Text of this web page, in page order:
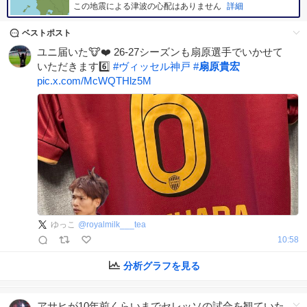
す
この地震による津波の心配はありません 詳細
ベストポスト
ユニ届いた🐮❤️ 26-27シーズンも扇原選手でいかせて
いただきます6️⃣ #ヴィッセル神戸 #扇原貴宏
pic.x.com/McWQTHlz5M
ゆっこ @royalmilk___tea
10:58
分析グラフを見る